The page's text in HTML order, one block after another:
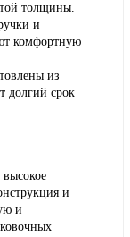
толщины.
и
комфортную
из
долгий срок
и
и